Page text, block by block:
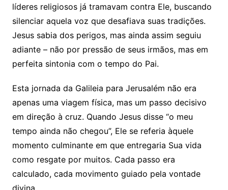
líderes religiosos já tramavam contra Ele, buscando
silenciar aquela voz que desafiava suas tradições.
Jesus sabia dos perigos, mas ainda assim seguiu
adiante – não por pressão de seus irmãos, mas em
perfeita sintonia com o tempo do Pai.
Esta jornada da Galileia para Jerusalém não era
apenas uma viagem física, mas um passo decisivo
em direção à cruz. Quando Jesus disse “o meu
tempo ainda não chegou”, Ele se referia àquele
momento culminante em que entregaria Sua vida
como resgate por muitos. Cada passo era
calculado, cada movimento guiado pela vontade
divina.